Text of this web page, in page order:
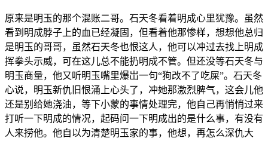
原来是明玉的那个混账二哥。石天冬看着明成心里犹豫。虽然
看到明成脖子上的血已经凝固，但看着他那惨样，想想他总归
是明玉的哥哥，虽然石天冬也恨这人，他可以冲过去找上明成
挥拳头示威，可在这儿总不能扔明成不管。但还没等石天冬与
明玉商量，他又听明玉嘴里爆岀一句“狗改不了吃屎”。石天冬
心说，明玉新仇旧恨涌上心头了，冲她那激烈脾气，这会儿他
还是别给她浇油，等下小蒙的事情处理完，他自己再悄悄过来
打听一下明成的情况，起码问一下明成出的是什么事，有没有
人来捞他。他自以为清楚明玉家的事，他想，再怎么深仇大